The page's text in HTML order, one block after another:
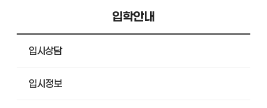
입학안내
입시상담
입시정보